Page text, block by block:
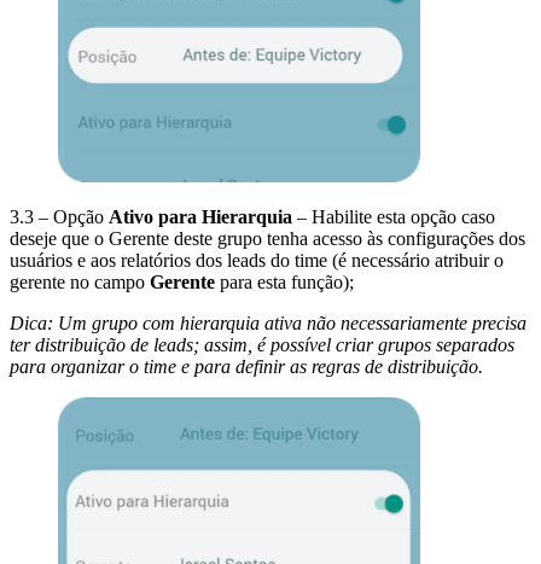
3.3 – Opção Ativo para Hierarquia – Habilite esta opção caso
deseje que o Gerente deste grupo tenha acesso às configurações dos
usuários e aos relatórios dos leads do time (é necessário atribuir o
gerente no campo Gerente para esta função);
Dica: Um grupo com hierarquia ativa não necessariamente precisa
ter distribuição de leads; assim, é possível criar grupos separados
para organizar o time e para definir as regras de distribuição.